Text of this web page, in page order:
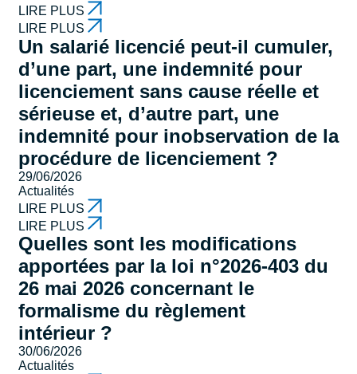
LIRE PLUS
LIRE PLUS
Un salarié licencié peut-il cumuler,
d’une part, une indemnité pour
licenciement sans cause réelle et
sérieuse et, d’autre part, une
indemnité pour inobservation de la
procédure de licenciement ?
29/06/2026
Actualités
LIRE PLUS
LIRE PLUS
Quelles sont les modifications
apportées par la loi n°2026-403 du
26 mai 2026 concernant le
formalisme du règlement
intérieur ?
30/06/2026
Actualités